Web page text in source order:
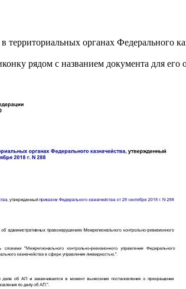
органах Федерального
рядом с названием документа для его